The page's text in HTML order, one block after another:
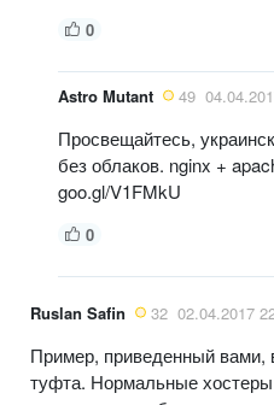
0
Astro Mutant 49
Просвещайтесь,
без облаков. nginx +
goo.gl/V1FMkU
0
Ruslan Safin 32 02.04.2017
Пример, приведенный вами,
туфта. Нормальные